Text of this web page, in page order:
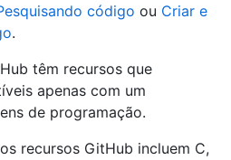
código ou Criar e
.
têm recursos que
apenas com um
de programação.
recursos GitHub incluem C,